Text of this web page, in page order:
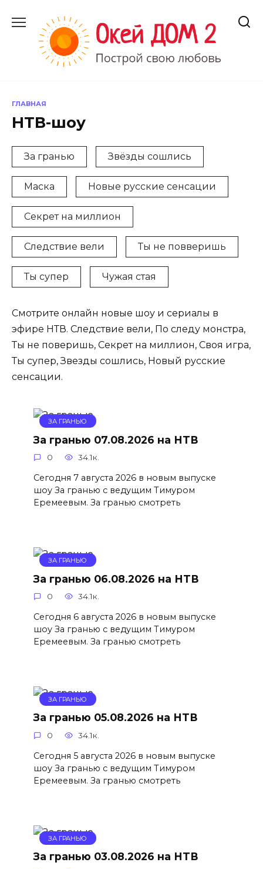
содержанию
ГЛАВНАЯ
НТВ-шоу
За гранью Звёзды сошлись
Маска Новые русские сенсации
Секрет на миллион
Следствие вели Ты не повверишь
Ты супер Чужая стая
Смотрите онлайн новые шоу и сериалы в
эфире НТВ. Следствие вели, По следу монстра,
Ты не поверишь, Секрет на миллион, Своя игра,
Ты супер, Звезды сошлись, Новый русские
сенсации.
ЗА ГРАНЬЮ
За гранью 07.08.2026 на НТВ
0 34.1к.
Сегодня 7 августа 2026 в новым выпуске
шоу За гранью с ведущим Тимуром
Еремеевым. За гранью смотреть
ЗА ГРАНЬЮ
За гранью 06.08.2026 на НТВ
0 34.1к.
Сегодня 6 августа 2026 в новым выпуске
шоу За гранью с ведущим Тимуром
Еремеевым. За гранью смотреть
ЗА ГРАНЬЮ
За гранью 05.08.2026 на НТВ
0 34.1к.
Сегодня 5 августа 2026 в новым выпуске
шоу За гранью с ведущим Тимуром
Еремеевым. За гранью смотреть
ЗА ГРАНЬЮ
За гранью 03.08.2026 на НТВ